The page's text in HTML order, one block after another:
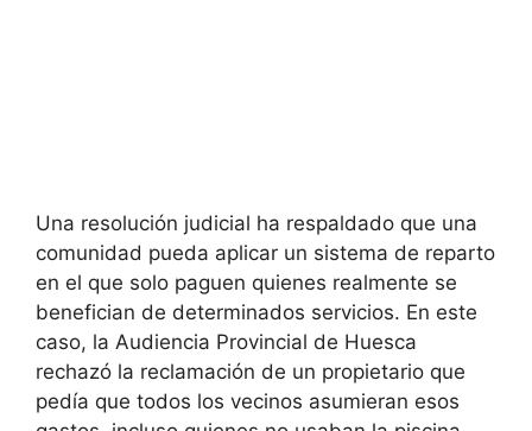
Una resolución judicial ha respaldado que una
comunidad pueda aplicar un sistema de reparto
en el que solo paguen quienes realmente se
benefician de determinados servicios. En este
caso, la Audiencia Provincial de Huesca
rechazó la reclamación de un propietario que
pedía que todos los vecinos asumieran esos